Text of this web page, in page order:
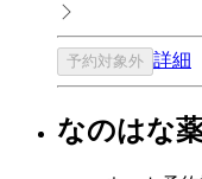
予約対象外 詳細
なのはな